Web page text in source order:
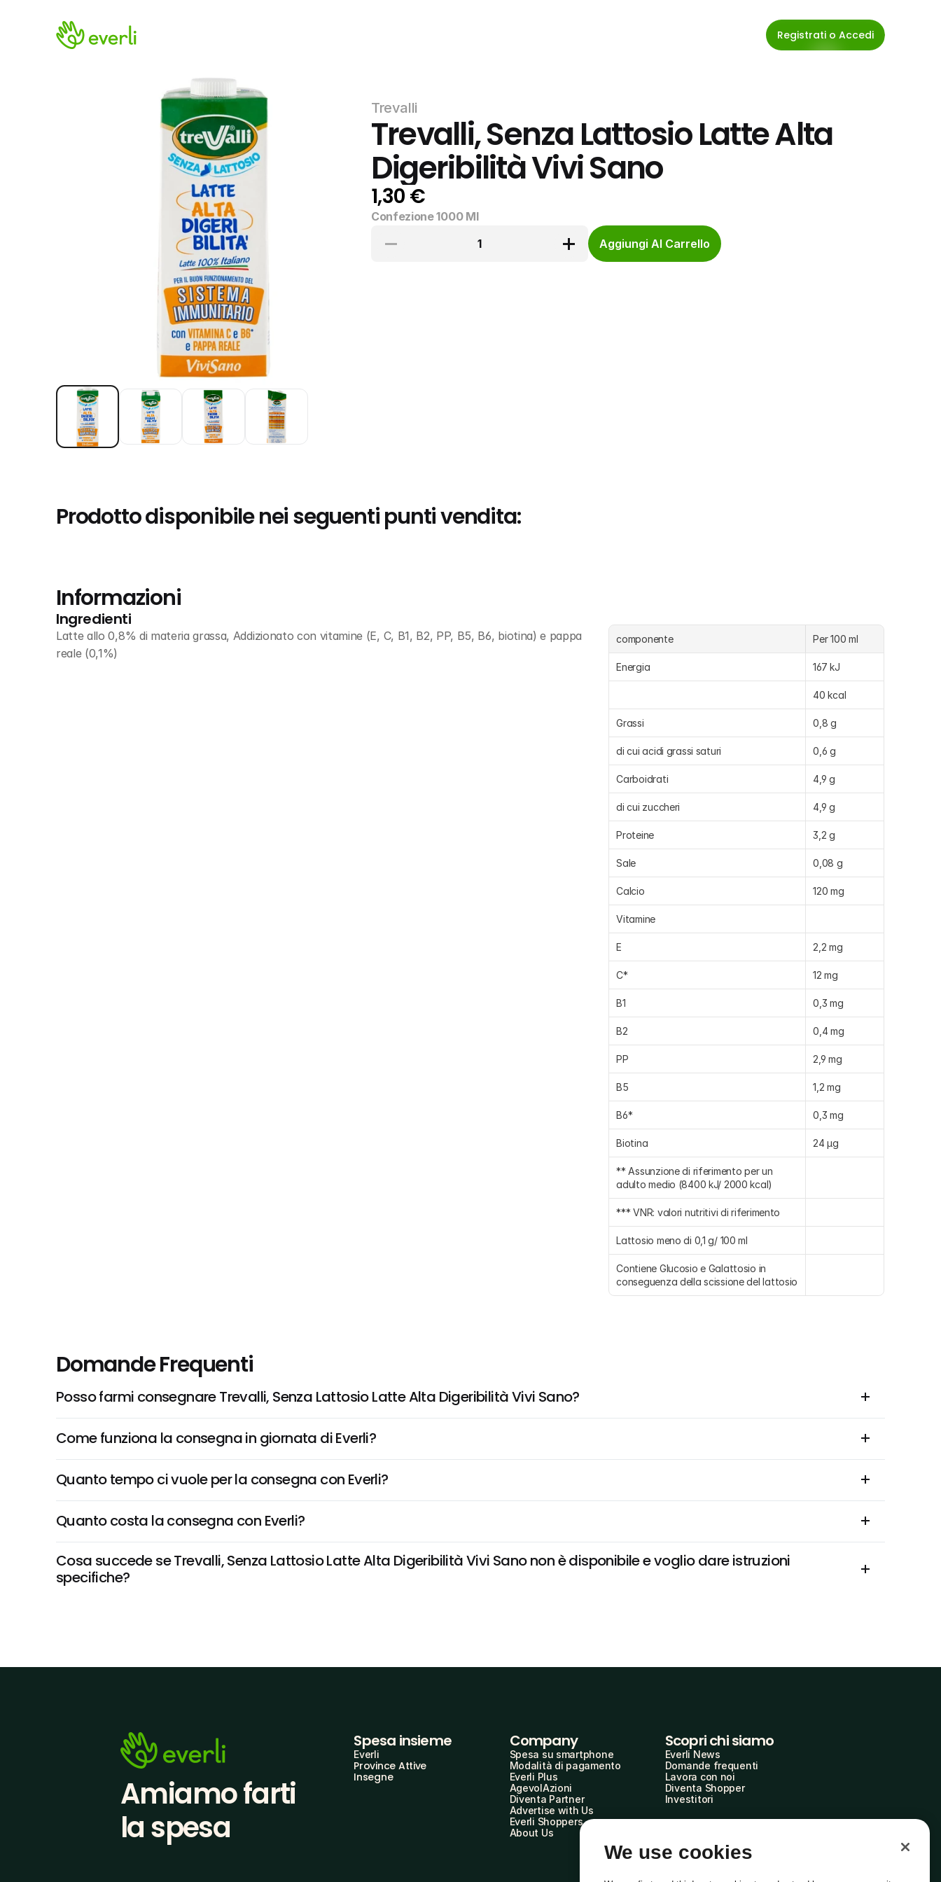
Registrati o Accedi
Trevalli
Trevalli, Senza Lattosio Latte Alta
Digeribilità Vivi Sano
1,30 €
Confezione 1000 Ml
1
Aggiungi Al Carrello
Prodotto disponibile nei seguenti punti vendita:
Informazioni
Ingredienti
Latte allo 0,8% di materia grassa, Addizionato con vitamine (E, C, B1, B2, PP, B5, B6, biotina) e pappa
reale (0,1%)
componente Per 100 ml
Energia 167 kJ
40 kcal
Grassi 0,8 g
di cui acidi grassi saturi 0,6 g
Carboidrati 4,9 g
di cui zuccheri 4,9 g
Proteine 3,2 g
Sale 0,08 g
Calcio 120 mg
Vitamine
E 2,2 mg
C* 12 mg
B1 0,3 mg
B2 0,4 mg
PP 2,9 mg
B5 1,2 mg
B6* 0,3 mg
Biotina 24 µg
** Assunzione di riferimento per un
adulto medio (8400 kJ/ 2000 kcal)
*** VNR: valori nutritivi di riferimento
Lattosio meno di 0,1 g/ 100 ml
Contiene Glucosio e Galattosio in
conseguenza della scissione del lattosio
Domande Frequenti
Posso farmi consegnare Trevalli, Senza Lattosio Latte Alta Digeribilità Vivi Sano?
Come funziona la consegna in giornata di Everli?
Quanto tempo ci vuole per la consegna con Everli?
Quanto costa la consegna con Everli?
Cosa succede se Trevalli, Senza Lattosio Latte Alta Digeribilità Vivi Sano non è disponibile e voglio dare istruzioni
specifiche?
Amiamo farti
la spesa
Spesa insieme
Everli
Province Attive
Insegne
Company
Spesa su smartphone
Modalità di pagamento
Everli Plus
AgevolAzioni
Diventa Partner
Advertise with Us
Everli Shoppers
About Us
Scopri chi siamo
Everli News
Domande frequenti
Lavora con noi
Diventa Shopper
Investitori
We use cookies